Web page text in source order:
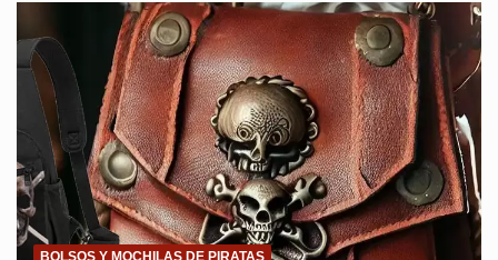
BOLSOS Y MOCHILAS DE PIRATAS